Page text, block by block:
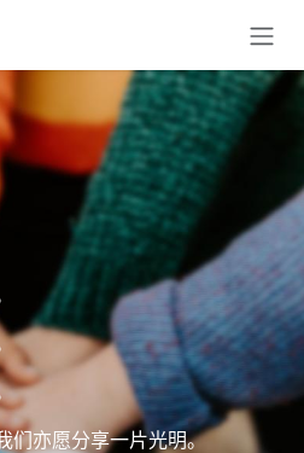
。
。
们亦愿分享一片光明。